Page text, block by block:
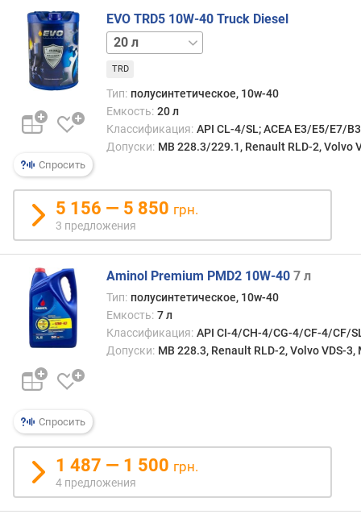
Спросить
EVO TRD5 10W-40 Truck Diesel
10 л 200 л
TRD
Тип: полусинтетическое, 10w-40
Емкость: 20 л
Классификация: API CL-4/SL; ACEA E3/E5/E7/
Допуски: MB 228.3/229.1, Renault RLD-2, Volvo
5 156 — 5 850 грн.
3 предложения
Спросить
Aminol Premium PMD2 10W-40 7 л
Тип: полусинтетическое, 10w-40
Емкость: 7 л
Классификация: API CI-4/CH-4/CG-4/CF-4/CF/
Допуски: MB 228.3, Renault RLD-2, Volvo VDS-
1 487 — 1 500 грн.
4 предложения